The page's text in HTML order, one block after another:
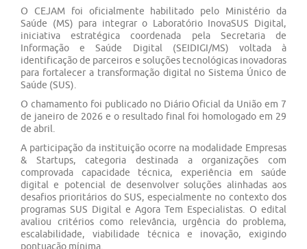
O CEJAM foi oficialmente habilitado pelo Ministério da
Saúde (MS) para integrar o Laboratório InovaSUS Digital,
iniciativa estratégica coordenada pela Secretaria de
Informação e Saúde Digital (SEIDIGI/MS) voltada à
identificação de parceiros e soluções tecnológicas inovadoras
para fortalecer a transformação digital no Sistema Único de
Saúde (SUS).
O chamamento foi publicado no Diário Oficial da União em 7
de janeiro de 2026 e o resultado final foi homologado em 29
de abril.
A participação da instituição ocorre na modalidade Empresas
& Startups, categoria destinada a organizações com
comprovada capacidade técnica, experiência em saúde
digital e potencial de desenvolver soluções alinhadas aos
desafios prioritários do SUS, especialmente no contexto dos
programas SUS Digital e Agora Tem Especialistas. O edital
avaliou critérios como relevância, urgência do problema,
escalabilidade, viabilidade técnica e inovação, exigindo
pontuação mínima.